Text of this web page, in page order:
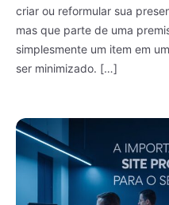
criar ou reformular sua
mas que parte de uma
simplesmente um item em
ser minimizado. […]